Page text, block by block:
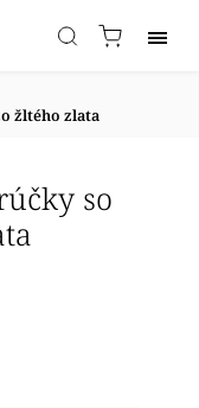
žltého zlata
so